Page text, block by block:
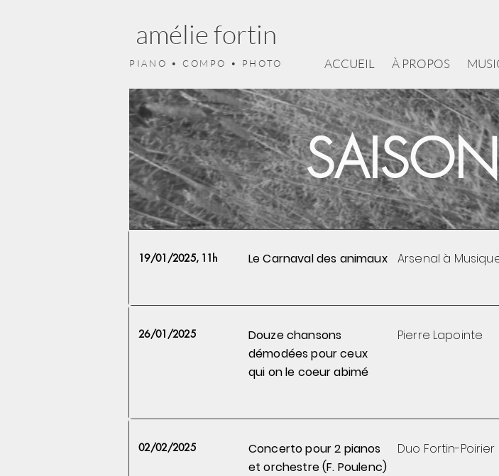
amélie fortin
PIANO • COMPO • PHOTO ACCUEIL À PROPOS
19/01/2025, 11h Le Carnaval des animaux Arsenal à
26/01/2025
Douze chansons
démodées pourceux
qui on le coeur abimé
Pierre Lapointe
02/02/2025
Concerto pour 2 pianos
et orchestre (F. Poulenc)
Duo Fortin-Poirier